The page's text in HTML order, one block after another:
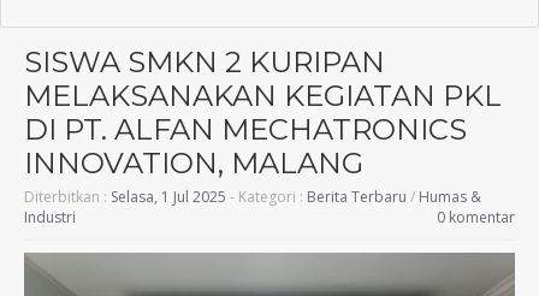
SISWA SMKN 2 KURIPAN
MELAKSANAKAN KEGIATAN PKL
DI PT. ALFAN MECHATRONICS
INNOVATION, MALANG
Diterbitkan : Selasa, 1 Jul 2025 - Kategori : Berita Terbaru / Humas &
Industri
0 komentar